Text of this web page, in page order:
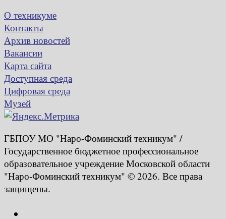
О техникуме
Контакты
Архив новостей
Вакансии
Карта сайта
Доступная среда
Цифровая среда
Музей
ГБПОУ МО "Наро-Фоминский техникум" /
Государственное бюджетное профессиональное
образовательное учреждение Московской области
"Наро-Фоминский техникум" © 2026. Все права
защищены.